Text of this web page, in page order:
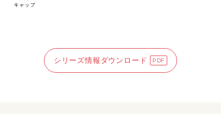
キャップ
シリーズ情報ダウンロード